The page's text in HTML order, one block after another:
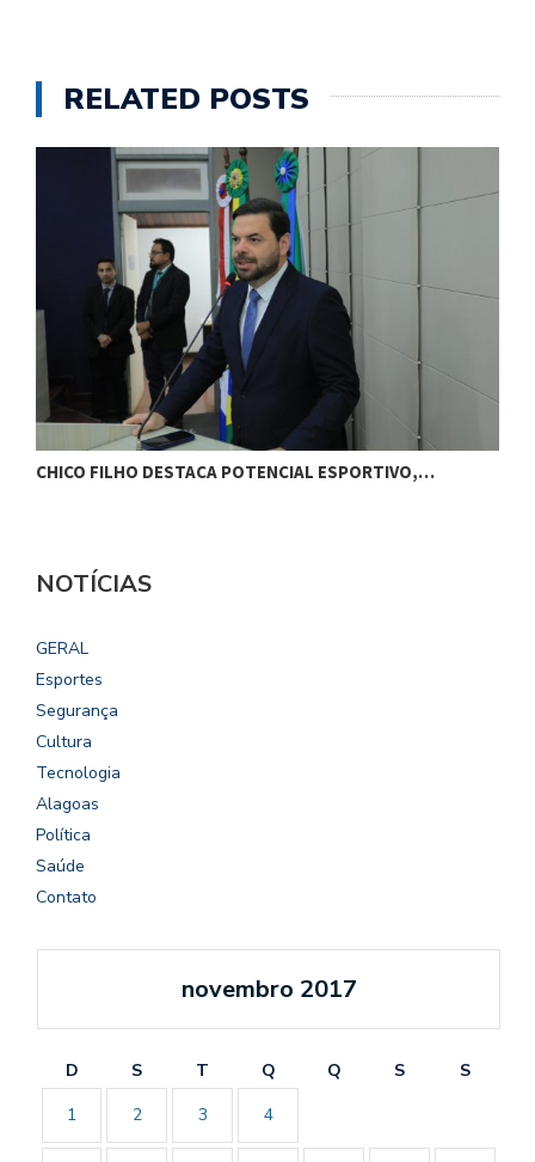
RELATED POSTS
CHICO FILHO DESTACA POTENCIAL ESPORTIVO,…
NOTÍCIAS
GERAL
Esportes
Segurança
Cultura
Tecnologia
Alagoas
Política
Saúde
Contato
novembro 2017
D S T Q Q S
S
1
2 3 4